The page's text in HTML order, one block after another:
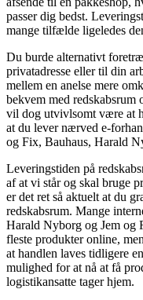
passer dig bedst.
mange tilfælde ligeledes
Du burde alternativt
privatadresse eller til din
mellem en anelse mere
bekvem med
vil dog utvivlsomt være at
at du lever nærved e-
og Fix, Bauhaus, Harald
Leveringstiden på
af at vi står og skal bruge
er det ret så aktuelt at du
redskabsrum. Mange
Harald Nyborg og Jem og
fleste produkter online,
at handlen laves tidligere
mulighed for at nå at få
logistikansatte tager hjem.